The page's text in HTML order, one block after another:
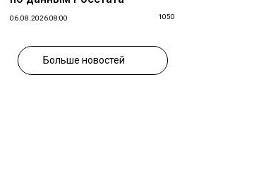
06.08.2026 08:00 1050
Больше новостей